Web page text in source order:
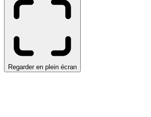
Regarder en plein écran